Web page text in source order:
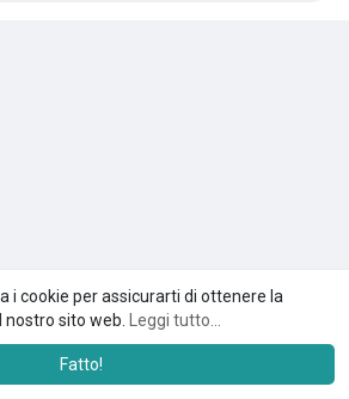
i cookie per assicurarti di ottenere la
sito web.
Leggi tutto...
Fatto!